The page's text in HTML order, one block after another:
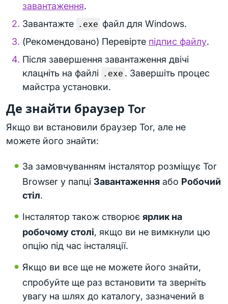
завантаження.
Завантажте .exe файл для Windows.
(Рекомендовано) Перевірте підпис файлу.
Після завершення завантаження двічі
клацніть на файлі .exe . Завершіть процес
майстра установки.
Де знайти браузер Tor
Якщо ви встановили браузер Tor, але не
можете його знайти:
За замовчуванням інсталятор розміщує Tor
Browser у папці Завантаження або Робочий
стіл.
Інсталятор також створює ярлик на
робочому столі, якщо ви не вимкнули цю
опцію під час інсталяції.
Якщо ви все ще не можете його знайти,
спробуйте ще раз встановити та зверніть
увагу на шлях до каталогу, зазначений в